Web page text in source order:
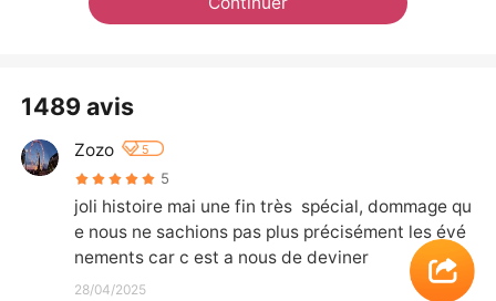
1489 avis
Zozo 5
5
joli histoire mai une fin très  spécial, dommage qu
e nous ne sachions pas plus précisément les évé
nements car c est a nous de deviner
28/04/2025